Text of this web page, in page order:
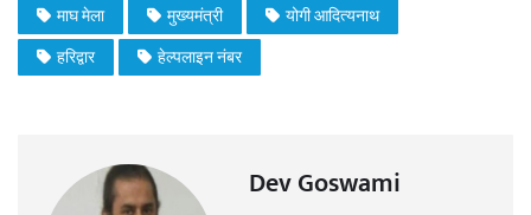
माघ मेला
मुख्यमंत्री
योगी आदित्यनाथ
हरिद्वार
हेल्पलाइन नंबर
Dev Goswami